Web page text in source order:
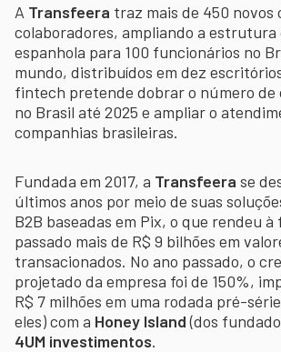
A Transfeera traz mais de 450 novos
colaboradores, ampliando a
espanhola para 100 funcionários no
mundo, distribuídos em dez
fintech pretende dobrar o número de
no Brasil até 2025 e ampliar o
companhias brasileiras.
Fundada em 2017, a Transfeera se
últimos anos por meio de suas
B2B baseadas em Pix, o que rendeu
passado mais de R$ 9 bilhões em
transacionados. No ano passado, o
projetado da empresa foi de 150%,
R$ 7 milhões em uma rodada pré-
eles) com a Honey Island(dos
4UM investimentos.